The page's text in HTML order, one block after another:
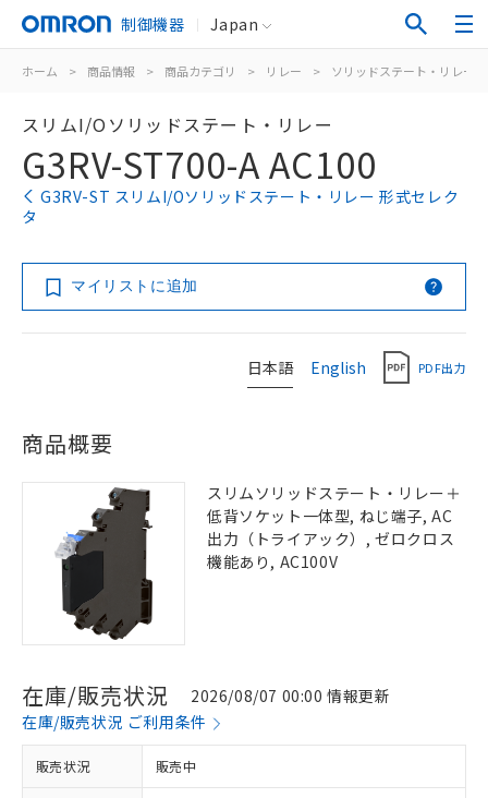
制御機器 Japan
ホーム > 商品情報 > 商品カテゴリ > リレー > ソリッドステート・リレー
スリムI/Oソリッドステート・リレー
G3RV-ST700-A AC100
G3RV-ST スリムI/Oソリッドステート・リレー 形式セレク
タ
マイリストに追加
日本語 English PDF出力
商品概要
スリムソリッドステート・リレー＋
低背ソケット一体型, ねじ端子, AC
出力（トライアック）, ゼロクロス
機能あり, AC100V
在庫/販売状況
2026/08/07 00:00 情報更新
在庫/販売状況 ご利用条件
販売状況 販売中